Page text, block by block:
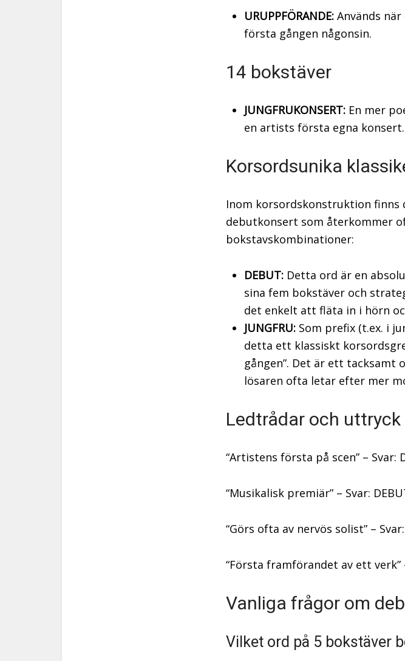
URUPPFÖRANDE: Används
första gången någonsin.
14 bokstäver
JUNGFRUKONSERT: En mer
en artists första egna konsert.
Korsordsunika
Inom korsordskonstruktion finns
debutkonsert som återkommer
bokstavskombinationer:
DEBUT: Detta ord är en
sina fem bokstäver och
det enkelt att fläta in i hörn
JUNGFRU: Som prefix (t.ex. i
detta ett klassiskt
gången”. Det är ett tacksamt
lösaren ofta letar efter mer
Ledtrådar och uttryck
“Artistens första på scen” – Svar:
“Musikalisk premiär” – Svar:
“Görs ofta av nervös solist” – Svar:
“Första framförandet av ett verk”
Vanliga frågor om
Vilket ord på 5 bokstäver